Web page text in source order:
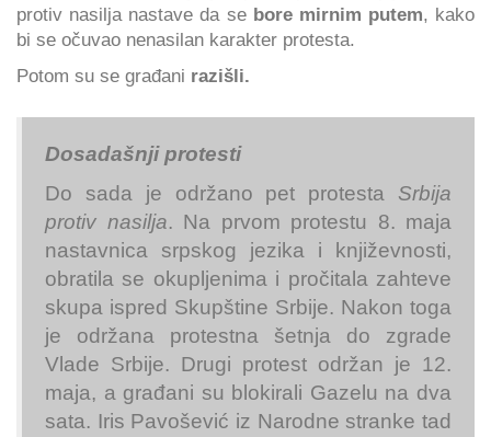
protiv nasilja nastave da sebore mirnim putem, kako
bi se očuvao nenasilan karakter protesta.
Potom su se građani razišli.
Dosadašnji protesti
Do sada je održano pet protesta Srbija
protiv nasilja. Na prvom protestu 8. maja
nastavnica srpskog jezika i književnosti,
obratila se okupljenima i pročitala zahteve
skupa ispred Skupštine Srbije. Nakon toga
je održana protestna šetnja do zgrade
Vlade Srbije. Drugi protest održan je 12.
maja, a građani su blokirali Gazelu na dva
sata. Iris Pavošević iz Narodne stranke tad